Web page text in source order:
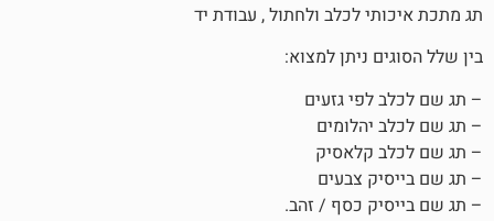
לכלב ולחתול , עבודת יד
למצוא:
גזעים
צבעים
כסף / זהב.